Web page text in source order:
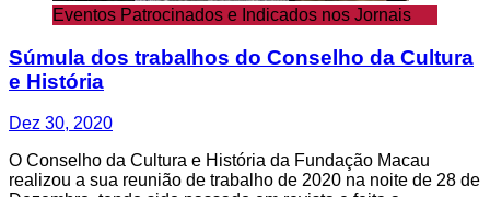
Eventos Patrocinados e Indicados nos Jornais
Súmula dos trabalhos do Conselho da Cultura
e História
Dez 30, 2020
O Conselho da Cultura e História da Fundação Macau
realizou a sua reunião de trabalho de 2020 na noite de 28 de